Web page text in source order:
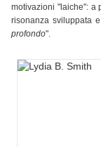
motivazioni "laiche": a
risonanza sviluppata
profondo".